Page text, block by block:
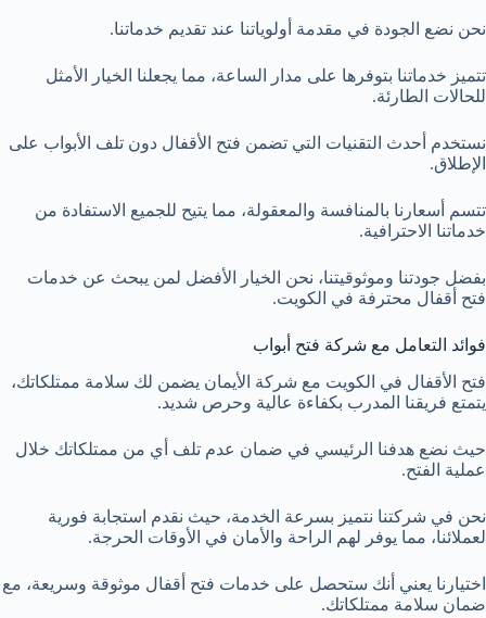
نحن نضع الجودة في مقدمة أولوياتنا عند تقديم خدماتنا.
تتميز خدماتنا بتوفرها على مدار الساعة، مما يجعلنا الخيار الأمثل
للحالات الطارئة.
نستخدم أحدث التقنيات التي تضمن فتح الأقفال دون تلف الأبواب على
الإطلاق.
تتسم أسعارنا بالمنافسة والمعقولة، مما يتيح للجميع الاستفادة من
خدماتنا الاحترافية.
بفضل جودتنا وموثوقيتنا، نحن الخيار الأفضل لمن يبحث عن خدمات
فتح أقفال محترفة في الكويت.
فوائد التعامل مع شركة فتح أبواب
فتح الأقفال في الكويت مع شركة الأيمان يضمن لك سلامة ممتلكاتك،
يتمتع فريقنا المدرب بكفاءة عالية وحرص شديد.
حيث نضع هدفنا الرئيسي في ضمان عدم تلف أي من ممتلكاتك خلال
عملية الفتح.
نحن في شركتنا نتميز بسرعة الخدمة، حيث نقدم استجابة فورية
لعملائنا، مما يوفر لهم الراحة والأمان في الأوقات الحرجة.
اختيارنا يعني أنك ستحصل على خدمات فتح أقفال موثوقة وسريعة، مع
ضمان سلامة ممتلكاتك.